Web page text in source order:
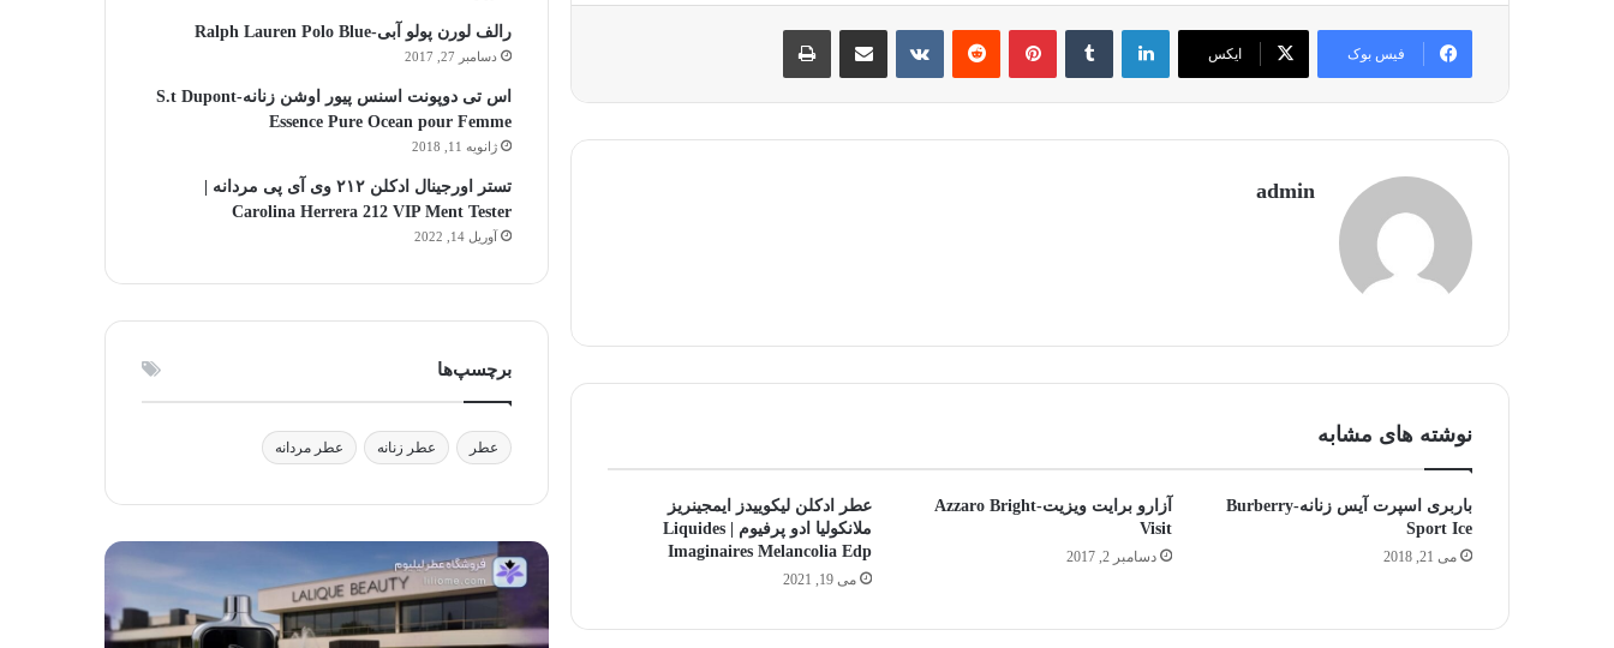
فیس بوک ایکس
لینکدین ‫تامبلر ‫پین‌ترست‫رددیت ‫VKontakteاشتراک گذاری از طریق ایمیل چاپ
admin
نوشته های مشابه
باربری اسپرت آیس زنانه-Burberry
Sport Ice
می 21, 2018
آزارو برایت ویزیت-Azzaro Bright
Visit
دسامبر 2, 2017
عطر ادکلن ليکوييدز ايمجينريز
ملانکولیا ادو پرفیوم | Liquides
Imaginaires Melancolia Edp
می 19, 2021
رالف لورن پولو آبی-Ralph Lauren Polo Blue
دسامبر 27, 2017
اس تی دوپونت اسنس پیور اوشن زنانه-S.t Dupont
Essence Pure Ocean pour Femme
ژانویه 11, 2018
تستر اورجینال ادکلن ۲۱۲ وی آی پی مردانه |
Carolina Herrera 212 VIP Ment Tester
آوریل 14, 2022
برچسپ‌ها
عطر عطر زنانه عطر مردانه
جالب‌ترین
نت‌های
ماندگاری
لالیک
بیوتی:
هنر،
آیا
عطر